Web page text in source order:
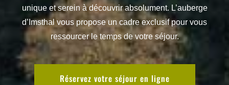
unique et serein à découvrir absolument. L’auberge
d’Imsthal vous propose un cadre exclusif pour vous
ressourcer le temps de votre séjour.
Réservez votre séjour en ligne